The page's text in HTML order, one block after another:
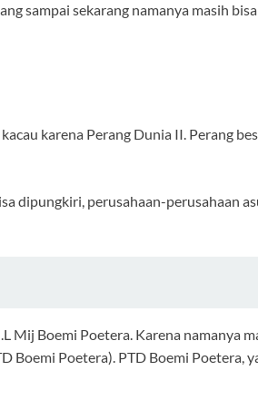
sampai sekarang namanya masih
karena Perang Dunia II. Perang
dipungkiri, perusahaan-perusahaan
Boemi Poetera. Karena namanya
Boemi Poetera). PTD Boemi Poetera,